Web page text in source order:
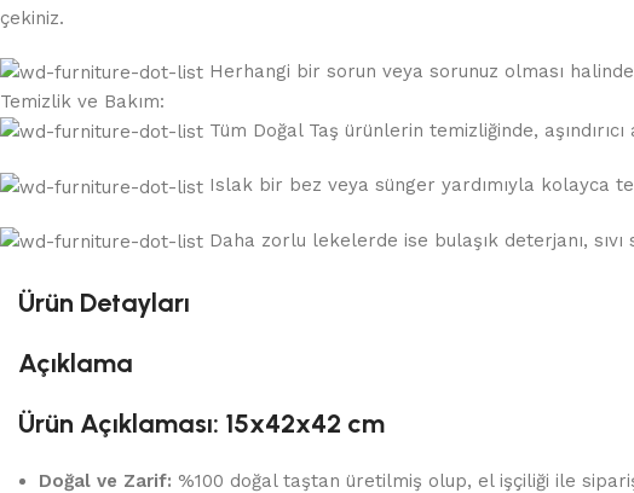
çekiniz.
Herhangi bir sorun veya sorunuz olması
Temizlik ve Bakım:
Tüm Doğal Taş ürünlerin temizliğinde,
Islak bir bez veya sünger yardımıyla kolayca
Daha zorlu lekelerde ise bulaşık deterjanı,
Ürün Detayları
Açıklama
Ürün Açıklaması: 15x42x42 cm
Doğal ve Zarif: %100 doğal taştan üretilmiş olup, el işçiliği ile